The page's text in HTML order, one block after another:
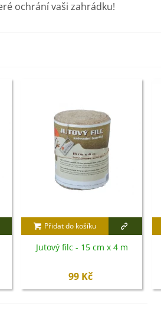
ochrání vaši zahrádku!
Přidat do košíku
Jutový filc - 15 cm x 4 m
99 Kč